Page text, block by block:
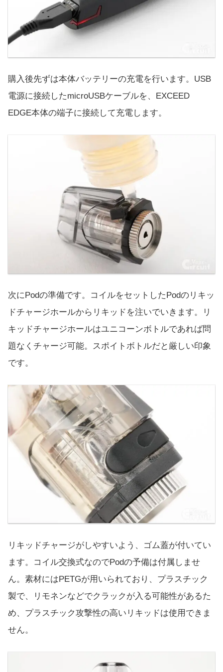
購入後先ずは本体バッテリーの充電を行います。USB
電源に接続したmicroUSBケーブルを、EXCEED
EDGE本体の端子に接続して充電します。
次にPodの準備です。コイルをセットしたPodのリキッ
ドチャージホールからリキッドを注いでいきます。リ
キッドチャージホールはユニコーンボトルであれば問
題なくチャージ可能。スポイトボトルだと厳しい印象
です。
リキッドチャージがしやすいよう、ゴム蓋が付いてい
ます。コイル交換式なのでPodの予備は付属しませ
ん。素材にはPETGが用いられており、プラスチック
製で、リモネンなどでクラックが入る可能性があるた
め、プラスチック攻撃性の高いリキッドは使用できま
せん。